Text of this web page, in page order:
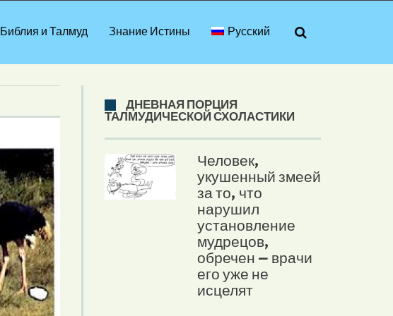
Библия и Талмуд Знание Истины Русский
ДНЕВНАЯ ПОРЦИЯ
ТАЛМУДИЧЕСКОЙ СХОЛАСТИКИ
Человек,
укушенный змеей
за то, что
нарушил
установление
мудрецов,
обречен – врачи
его уже не
исцелят